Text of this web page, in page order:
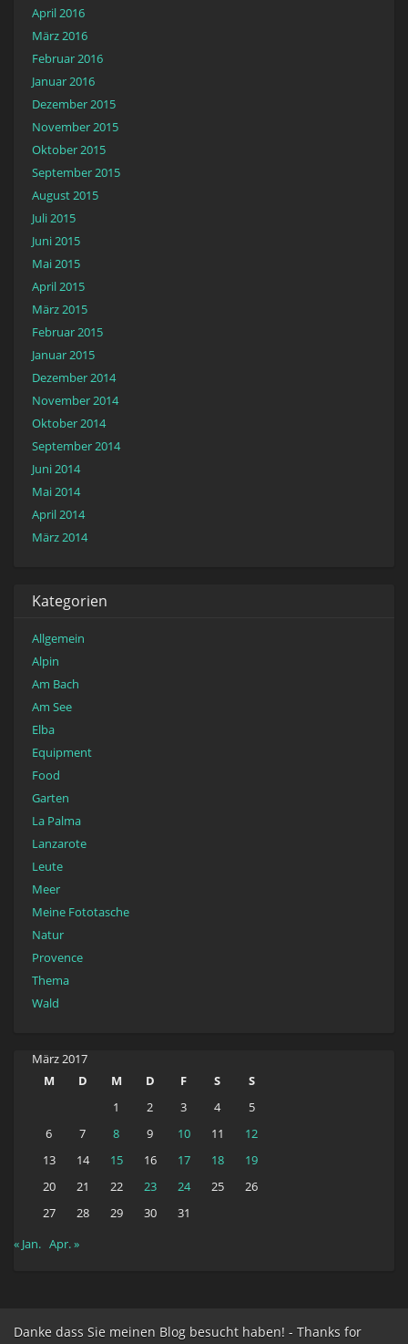
April 2016
März 2016
Februar 2016
Januar 2016
Dezember 2015
November 2015
Oktober 2015
September 2015
August 2015
Juli 2015
Juni 2015
Mai 2015
April 2015
März 2015
Februar 2015
Januar 2015
Dezember 2014
November 2014
Oktober 2014
September 2014
Juni 2014
Mai 2014
April 2014
März 2014
Kategorien
Allgemein
Alpin
Am Bach
Am See
Elba
Equipment
Food
Garten
La Palma
Lanzarote
Leute
Meer
Meine Fototasche
Natur
Provence
Thema
Wald
März 2017
M
D M D F S
S
1
2 3 4
5
6
7 8 9 10 11
12
13
14 15 16 17 18
19
20
21 22 23 24 25
26
27
28 29 30
31
« Jan. Apr. »
Danke dass Sie meinen Blog besucht haben! - Thanks for